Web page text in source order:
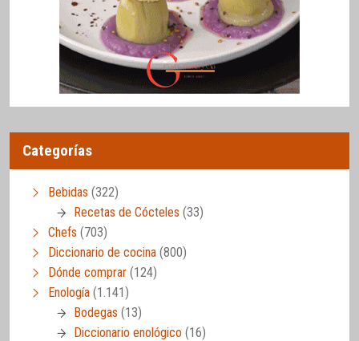
Categorías
Bebidas (322)
Recetas de Cócteles (33)
Chefs (703)
Diccionario de cocina (800)
Dónde comprar (124)
Enología (1.141)
Bodegas (13)
Diccionario enológico (16)